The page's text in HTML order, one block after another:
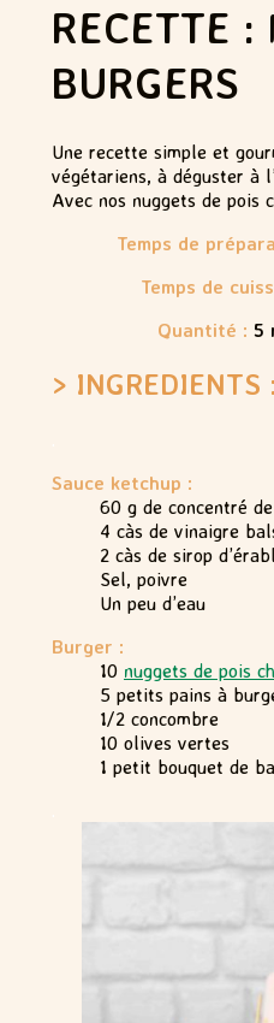
RECETTE :
BURGERS
Une recette simple et
végétariens, à déguster à
Avec nos nuggets de pois
Temps de
Temps de
Quantité : 5
> INGREDIENTS :
Sauce ketchup :
60 g de concentré
4 càs de vinaigre
2 càs de sirop
Sel, poivre
Un peu d’eau
Burger :
10 nuggets de pois
5 petits pains à
1/2 concombre
10 olives vertes
1 petit bouquet de